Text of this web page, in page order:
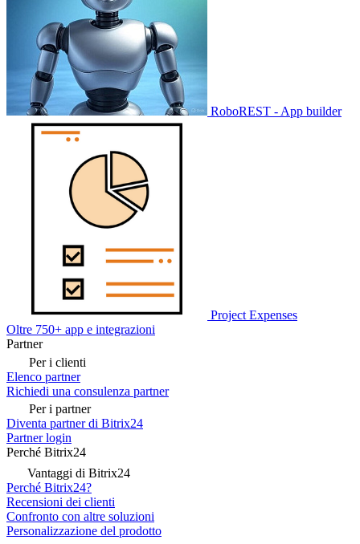
RoboREST - App builder
Project Expenses
Oltre 750+ app e integrazioni
Partner
Per i clienti
Elenco partner
Richiedi una consulenza partner
Per i partner
Diventa partner di Bitrix24
Partner login
Perché Bitrix24
Vantaggi di Bitrix24
Perché Bitrix24?
Recensioni dei clienti
Confronto con altre soluzioni
Personalizzazione del prodotto